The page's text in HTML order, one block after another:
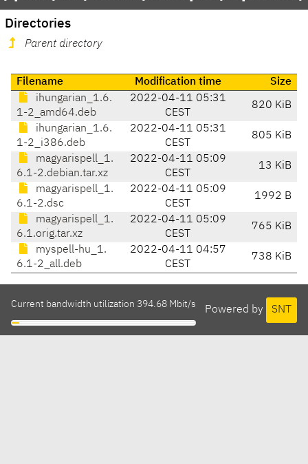
Directories
Parent directory
Filename Modification time
Size
ihungarian_1.6.
1-2_amd64.deb
2022-04-11 05:31
CEST
820 KiB
ihungarian_1.6.
1-2_i386.deb
2022-04-11 05:31
CEST
805 KiB
magyarispell_1.
6.1-2.debian.tar.xz
2022-04-11 05:09
CEST
13 KiB
magyarispell_1.
6.1-2.dsc
2022-04-11 05:09
CEST
1992 B
magyarispell_1.
6.1.orig.tar.xz
2022-04-11 05:09
CEST
765 KiB
myspell-hu_1.
6.1-2_all.deb
2022-04-11 04:57
CEST
738 KiB
Powered by SNT
Current bandwidth utilization 394.68 Mbit/s